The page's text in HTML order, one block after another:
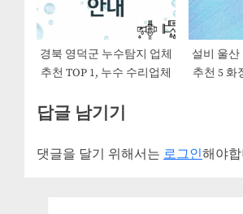
경북 영덕군 누수탐지 업체
추천 TOP 1, 누수 수리업체
설비 울산
추천 5 화
답글 남기기
댓글을 달기 위해서는 로그인해야